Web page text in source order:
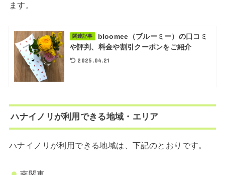
ます。
関連記事
bloomee（ブルーミー）の口コミ
や評判、料金や割引クーポンをご紹介
2025.04.21
ハナイノリが利用できる地域・エリア
ハナイノリが利用できる地域は、下記のとおりです。